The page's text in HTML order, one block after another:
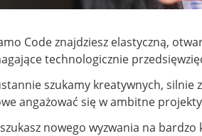
Code znajdziesz elastyczną,
technologicznie
szukamy kreatywnych, silnie
angażować się w ambitne
szukasz nowego wyzwania na